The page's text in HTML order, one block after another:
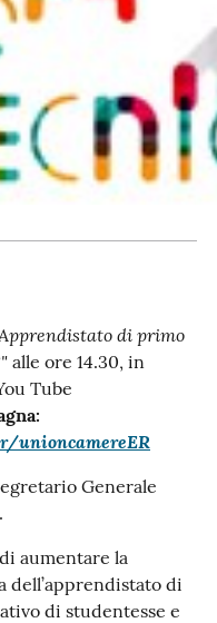
di primo
alle ore 14.30, in
Tube
unioncamereER
Generale
aumentare la
dell’apprendistato di
di studentesse e